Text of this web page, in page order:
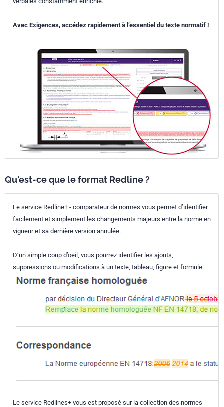
Avec Exigences, accédez rapidement à l’essentiel du texte normatif !
Qu'est-ce que le format Redline ?
Le service Redline+ - comparateur de normes vous permet d’identifier
facilement et simplement les changements majeurs entre la norme en
vigueur et sa dernière version annulée.
D’un simple coup d’oeil, vous pourrez identifier les ajouts,
suppressions ou modifications à un texte, tableau, figure et formule.
Le service Redlines+ vous est proposé sur la collection des normes